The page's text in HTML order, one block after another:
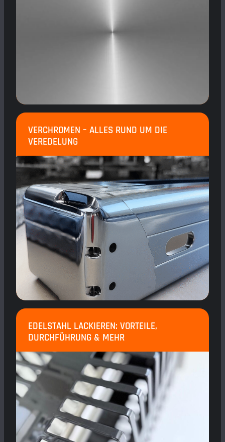
VERCHROMEN – ALLES RUND UM DIE
VEREDELUNG
EDELSTAHL LACKIEREN: VORTEILE,
DURCHFÜHRUNG & MEHR